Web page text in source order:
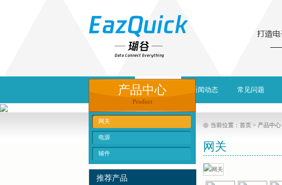
产品中心 新闻动态 常见问题
产品中心
Product
网关
电源
辅件
推荐产品
导轨适配器 EQ-DIN35-8
当前位置： 首页 > 产品中心
网关